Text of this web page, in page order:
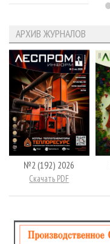
АРХИВ ЖУРНАЛОВ
№2 (192) 2026
Скачать PDF